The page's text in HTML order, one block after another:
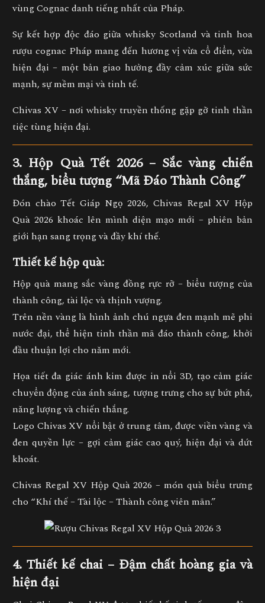
vùng Cognac danh tiếng nhất của Pháp.
Sự kết hợp độc đáo giữawhisky Scotland và tinh hoa
rượu cognac Pháp mang đến hương vị vừa cổ điển, vừa
hiện đại – một bản giao hưởng đầy cảm xúc giữa sức
mạnh, sự mềm mại và tinh tế.
Chivas XV – nơi whisky truyền thống gặp gỡ tinh thần
tiệc tùng hiện đại.
3. Hộp Quà Tết 2026 – Sắc vàng chiến
thắng, biểu tượng “Mã Đáo Thành Công”
Đón chàoTết Giáp Ngọ 2026,Chivas Regal XV Hộp
Quà 2026 khoác lên mình diện mạo mới – phiên bản
giới hạn sang trọng và đầy khí thế.
Thiết kế hộp quà:
Hộp quà mang sắcvàng đồng rực rỡ – biểu tượng của
thành công, tài lộc và thịnh vượng.
Trên nền vàng là hình ảnh chú ngựa đen mạnh mẽ phi
nước đại, thể hiện tinh thầnmã đáo thành công, khởi
đầu thuận lợi cho năm mới.
Họa tiếtđa giác ánh kim được in nổi 3D, tạo cảm giác
chuyển động của ánh sáng, tượng trưng chosự bứt phá,
năng lượng và chiến thắng.
Logo Chivas XV nổi bật ở trung tâm, được viền vàng và
đen quyền lực – gợi cảm giác cao quý, hiện đại và dứt
khoát.
Chivas Regal XV Hộp Quà 2026 – món quà biểu trưng
cho “Khí thế – Tài lộc – Thành công viên mãn.”
4. Thiết kế chai – Đậm chất hoàng gia và
hiện đại